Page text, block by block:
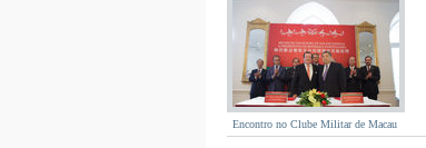
Encontro no Clube Militar de Macau